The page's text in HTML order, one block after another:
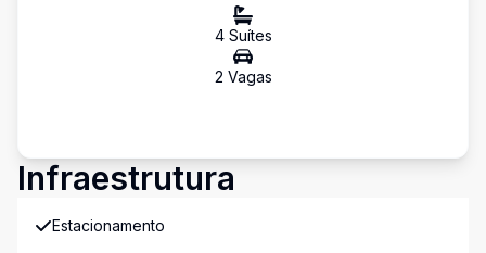
4Suítes
2 Vagas
Infraestrutura
Estacionamento